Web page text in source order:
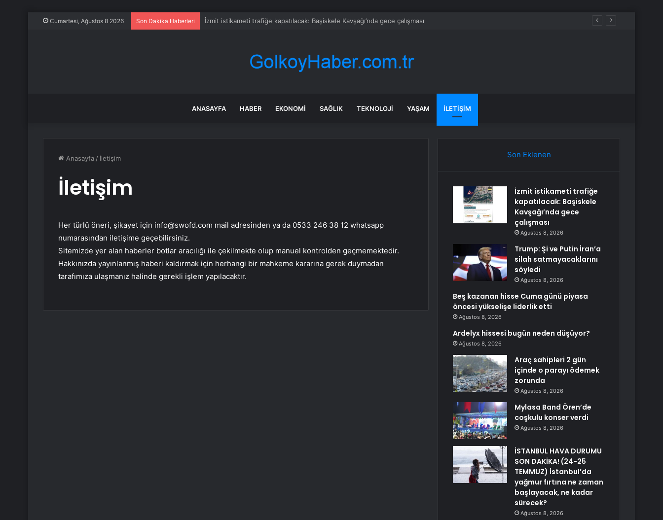
Cumartesi, Ağustos 8 2026 Son Dakika Haberleri Trump: Şi ve Putin İran’a silah satmayacaklarını söyledi
ANASAYFA HABER EKONOMI SAĞLIK TEKNOLOJI YAŞAM İLETIŞIM
Anasayfa / İletişim
İletişim
Her türlü öneri, şikayet için info@swofd.com mail adresinden ya da 0533 246 38 12 whatsapp
numarasından iletişime geçebilirsiniz.
Sitemizde yer alan haberler botlar aracılığı ile çekilmekte olup manuel kontrolden geçmemektedir.
Hakkınızda yayınlanmış haberi kaldırmak için herhangi bir mahkeme kararına gerek duymadan
tarafımıza ulaşmanız halinde gerekli işlem yapılacaktır.
Son Eklenen
İzmit istikameti trafiğe
kapatılacak: Başiskele
Kavşağı’nda gece
çalışması
Ağustos 8, 2026
Trump: Şi ve Putin İran’a
silah satmayacaklarını
söyledi
Ağustos 8, 2026
Beş kazanan hisse Cuma günü piyasa
öncesi yükselişe liderlik etti
Ağustos 8, 2026
Ardelyx hissesi bugün neden düşüyor?
Ağustos 8, 2026
Araç sahipleri 2 gün
içinde o parayı ödemek
zorunda
Ağustos 8, 2026
Mylasa Band Ören’de
coşkulu konser verdi
Ağustos 8, 2026
İSTANBUL HAVA DURUMU
SON DAKİKA! (24-25
TEMMUZ) İstanbul’da
yağmur fırtına ne zaman
başlayacak, ne kadar
sürecek?
Ağustos 8, 2026